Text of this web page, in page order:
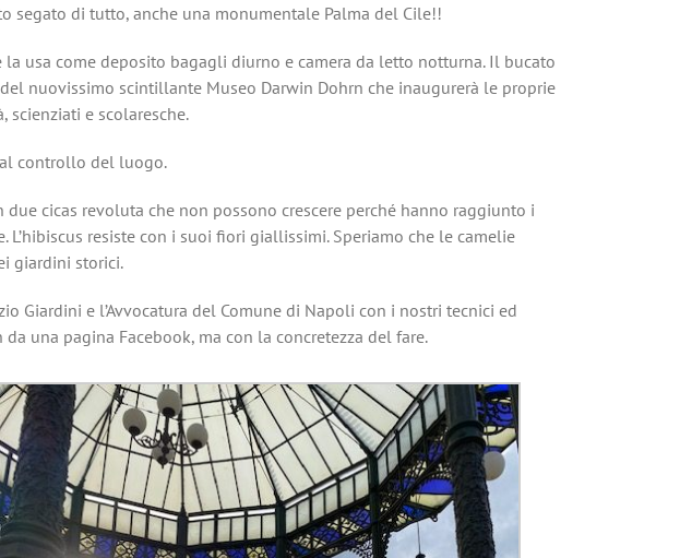
segato di tutto, anche una monumentale Palma del Cile!!
usa come deposito bagagli diurno e camera da letto notturna. Il bucato
nuovissimo scintillante Museo Darwin Dohrn che inaugurerà le proprie
e scolaresche.
al controllo del luogo.
cicas revoluta che non possono crescere perché hanno raggiunto i
resiste con i suoi fiori giallissimi. Speriamo che le camelie
giardini storici.
Giardini e l’Avvocatura del Comune di Napoli con i nostri tecnici ed
una pagina Facebook, ma con la concretezza del fare.